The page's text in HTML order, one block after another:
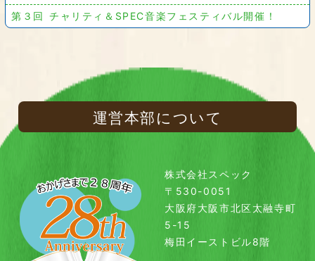
第３回 チャリティ＆SPEC音楽フェスティバル開催！
運営本部について
株式会社スペック
〒530-0051
大阪府大阪市北区太融寺町
5-15
梅田イーストビル8階